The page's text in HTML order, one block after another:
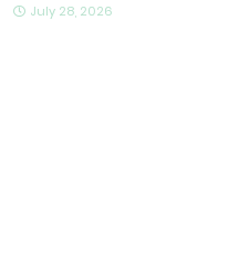
July 28, 2026